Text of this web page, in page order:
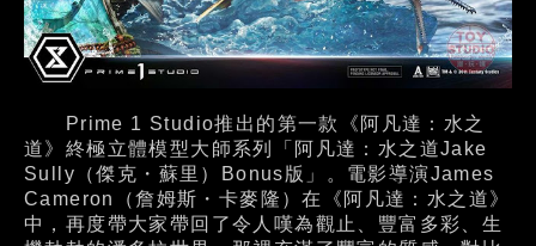
Prime 1 Studio推出的第一款《阿凡達：水之
道》終極立體模型大師系列「阿凡達：水之道Jake
Sully（傑克・蘇里）Bonus版」。電影導演James
Cameron（詹姆斯・卡麥隆）在《阿凡達：水之道》
中，再度帶大家帶回了令人嘆為觀止、豐富多彩、生